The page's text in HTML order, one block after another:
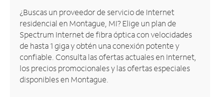
Inglés
Administrar
cuenta
Encuentra
una
tienda
¿Buscas un proveedor de servicio de Internet
residencial en Montague, MI? Elige un plan de
Spectrum Internet de fibra óptica con velocidades
de hasta 1 giga y obtén una conexión potente y
confiable. Consulta las ofertas actuales en Internet,
los precios promocionales y las ofertas especiales
disponibles en Montague.